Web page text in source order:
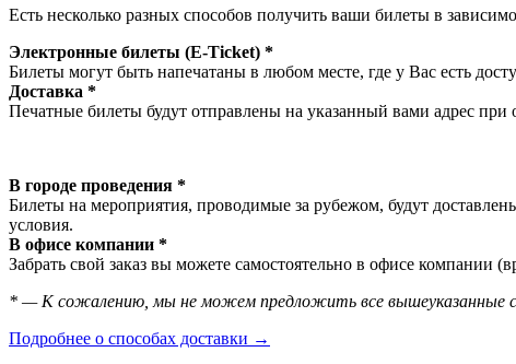
Есть несколько разных способов получить ваши билеты в
Электронные билеты (E-Ticket) *
Билеты могут быть напечатаны в любом месте, где у Вас есть
Доставка *
Печатные билеты будут отправлены на указанный вами адрес при
В городе проведения *
Билеты на мероприятия, проводимые за рубежом, будут
условия.
В офисе компании *
Забрать свой заказ вы можете самостоятельно в офисе
* — К сожалению, мы не можем предложить все вышеуказанные
Подробнее о способах доставки →